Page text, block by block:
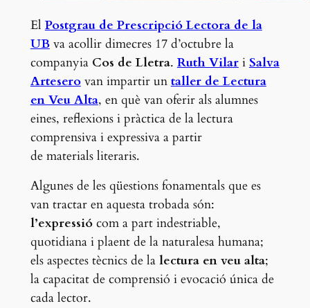
El Postgrau de Prescripció Lectora de la
UBva acollir dimecres 17 d’octubre la
companyia Cos de Lletra. Ruth Vilari Salva
Arteserovan impartir un taller de Lectura
en Veu Alta, en què van oferir als alumnes
eines, reflexions i pràctica de la lectura
comprensiva i expressiva a partir
de materials literaris.
Algunes de les qüestions fonamentals que es
van tractar en aquesta trobada són:
l’expressiócom a part indestriable,
quotidiana i plaent de la naturalesa humana;
els aspectes tècnics de la lectura en veu alta;
la capacitat de comprensió i evocació única de
cada lector.